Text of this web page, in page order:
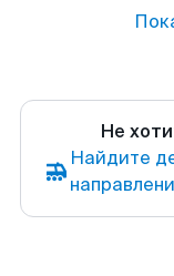
Не
Найдите